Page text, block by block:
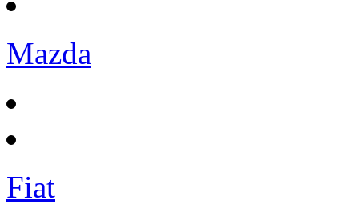
Mazda
Fiat